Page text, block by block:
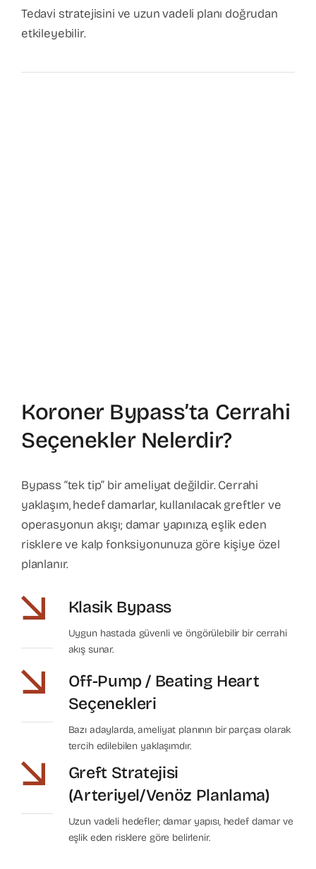
Tedavi stratejisini ve uzun vadeli planı doğrudan
etkileyebilir.
Koroner Bypass’ta Cerrahi
Seçenekler Nelerdir?
Bypass “tek tip” bir ameliyat değildir. Cerrahi
yaklaşım, hedef damarlar, kullanılacak greftler ve
operasyonun akışı; damar yapınıza, eşlik eden
risklere ve kalp fonksiyonunuza göre kişiye özel
planlanır.
Klasik Bypass
Uygun hastada güvenli ve öngörülebilir bir cerrahi
akış sunar.
Off-Pump / Beating Heart
Seçenekleri
Bazı adaylarda, ameliyat planının bir parçası olarak
tercih edilebilen yaklaşımdır.
Greft Stratejisi
(arteriyel/venöz Planlama)
Uzun vadeli hedefler; damar yapısı, hedef damar ve
eşlik eden risklere göre belirlenir.